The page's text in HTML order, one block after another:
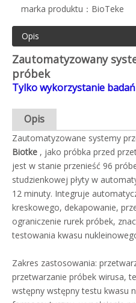
marka produktu： BioTeke
Opis
Zautomatyzowany
próbek
Tylko wykorzystanie badań
Opis
Zautomatyzowane systemy
Biotke , jako próbka przed
jest w stanie przenieść 96
studzienkowej płyty w
12 minuty. Integruje
kreskowego, dekapowanie,
ograniczenie rurek próbek,
testowania kwasu
Zakres zastosowania:
przetwarzanie próbek wirusa,
wstępny wstępny testu kwasu